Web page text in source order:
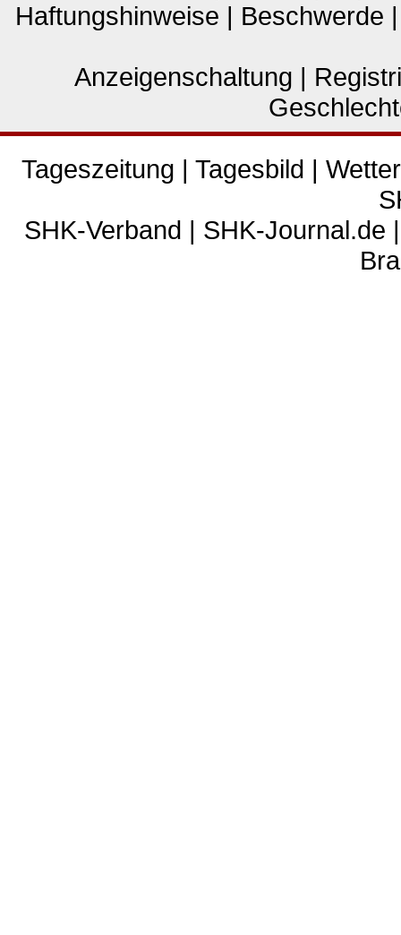
Haftungshinweise | Beschwerde
Anzeigenschaltung |
Tageszeitung | Tagesbild | Wetter
SHK-Verband | SHK-Journal.de